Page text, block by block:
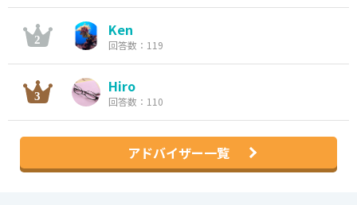
Ken
回答数：119
Hiro
回答数：110
アドバイザー一覧